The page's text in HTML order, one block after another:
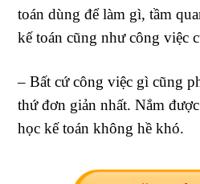
toán dùng để làm gì, tầm
kế toán cũng như công việc
– Bất cứ công việc gì cũng
thứ đơn giản nhất. Nắm
học kế toán không hề khó.